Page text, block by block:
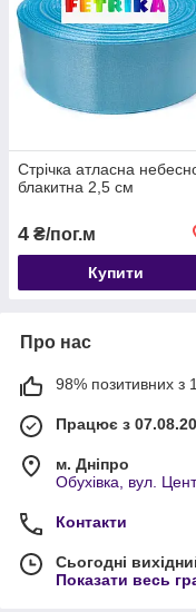
Стрічка атласна
блакитна 2,5 см
4 ₴/пог.м
Купити
Про нас
98% позитивних з
Працює з
м. Дніпро
Обухівка, вул.
Контакти
Сьогодні
Показати весь